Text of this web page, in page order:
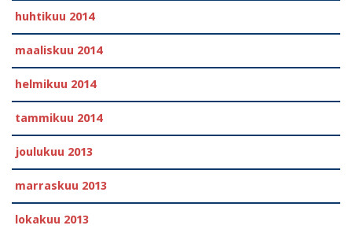
huhtikuu 2014
maaliskuu 2014
helmikuu 2014
tammikuu 2014
joulukuu 2013
marraskuu 2013
lokakuu 2013